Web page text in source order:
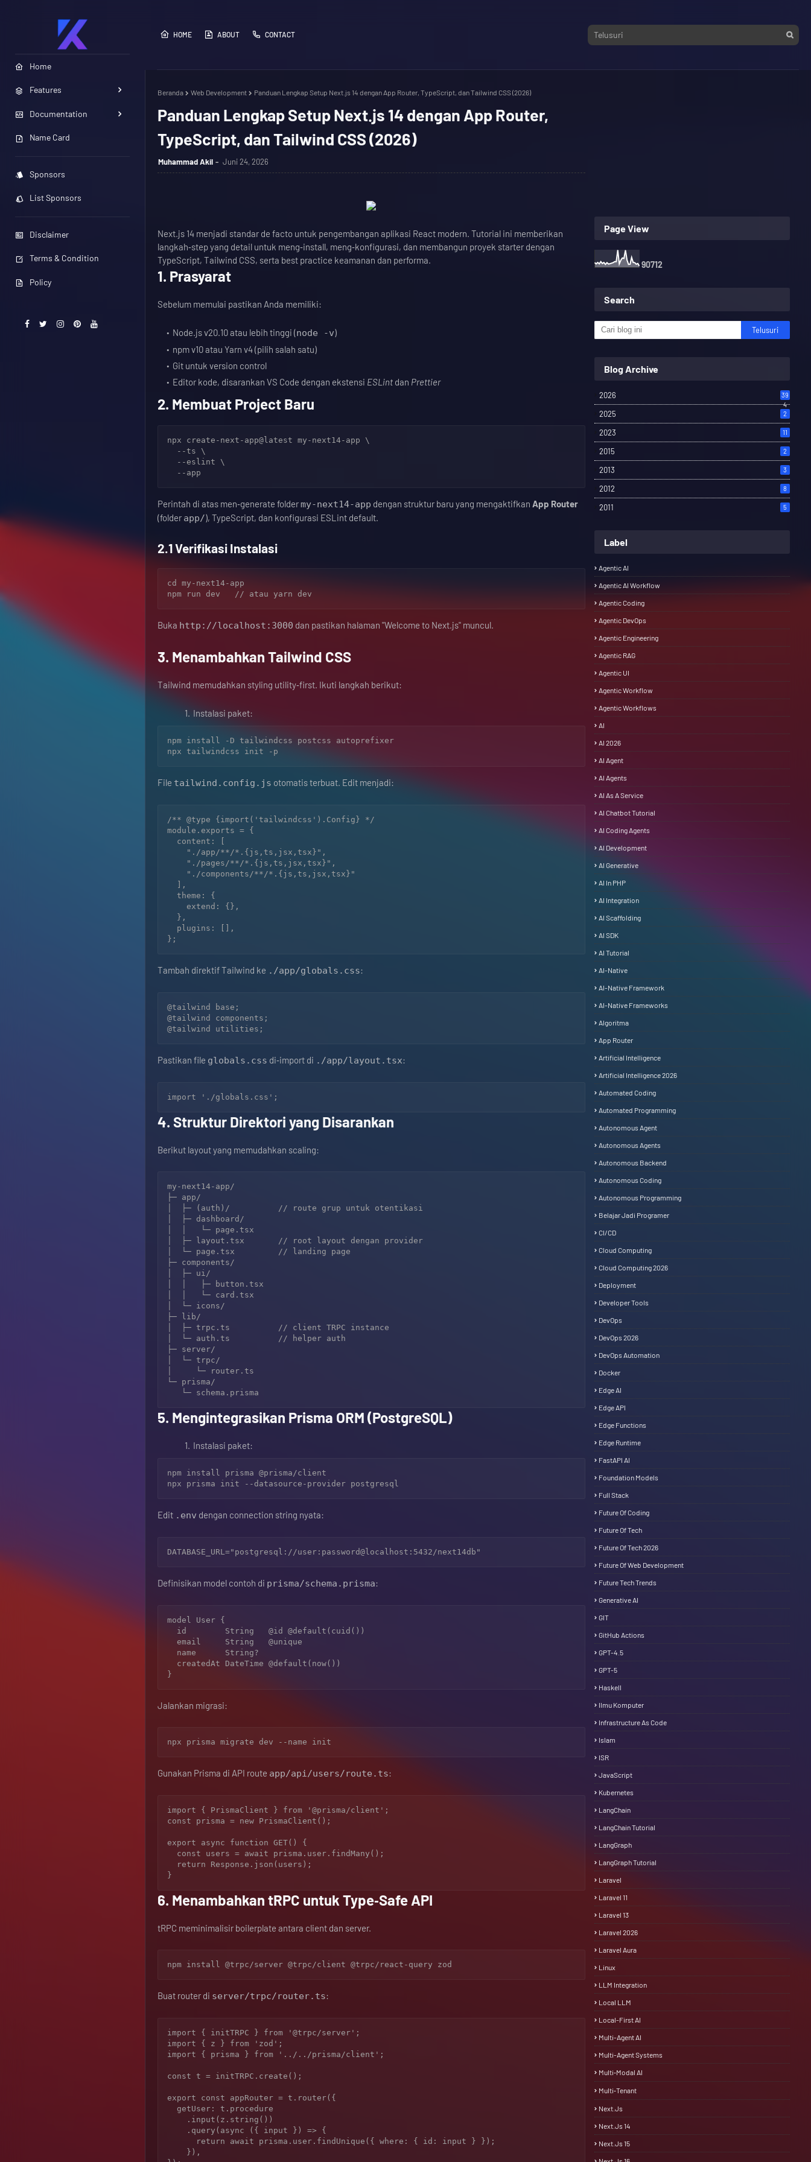
Home
Features
Documentation
Name Card
Sponsors
List Sponsors
Disclaimer
Terms & Condition
Policy
HOME ABOUT CONTACT
Beranda Web Development Panduan Lengkap Setup Next.js 14 dengan App Router, TypeScript, dan Tailwind CSS (2026)
Panduan Lengkap Setup Next.js 14 dengan App Router,
TypeScript, dan Tailwind CSS (2026)
Muhammad Akil Juni 24, 2026
Next.js 14 menjadi standar de facto untuk pengembangan aplikasi React modern. Tutorial ini memberikan
langkah‑step yang detail untuk meng‑install, meng‑konfigurasi, dan membangun proyek starter dengan
TypeScript, Tailwind CSS, serta best practice keamanan dan performa.
1. Prasyarat
Sebelum memulai pastikan Anda memiliki:
Node.js v20.10 atau lebih tinggi (node -v)
npm v10 atau Yarn v4 (pilih salah satu)
Git untuk version control
Editor kode, disarankan VS Code dengan ekstensi ESLint dan Prettier
2. Membuat Project Baru
npx create-next-app@latest my-next14-app \
Perintah di atas men‑generate foldermy-next14-app dengan struktur baru yang mengaktifkan App Router
(folder app/), TypeScript, dan konfigurasi ESLint default.
2.1 Verifikasi Instalasi
cd my-next14-app
Buka http://localhost:3000 dan pastikan halaman "Welcome to Next.js" muncul.
3. Menambahkan Tailwind CSS
Tailwind memudahkan styling utility‑first. Ikuti langkah berikut:
Instalasi paket:
npm install -D tailwindcss postcss autoprefixer
File tailwind.config.js otomatis terbuat. Edit menjadi:
/** @type {import('tailwindcss').Config} */
module.exports = {
Tambah direktif Tailwind ke ./app/globals.css:
@tailwind base;
@tailwind components;
Pastikan file globals.css di‑import di ./app/layout.tsx:
4. Struktur Direktori yang Disarankan
Berikut layout yang memudahkan scaling:
my-next14-app/
├─ app/
│  ├─ (auth)/          // route grup untuk otentikasi
│  ├─ dashboard/
│  │   └─ page.tsx
│  ├─ layout.tsx       // root layout dengan provider
│  └─ page.tsx         // landing page
├─ components/
│  ├─ ui/
│  │   ├─ button.tsx
│  │   └─ card.tsx
│  └─ icons/
├─ lib/
│  ├─ trpc.ts          // client TRPC instance
│  └─ auth.ts          // helper auth
├─ server/
│  └─ trpc/
│     └─ router.ts
└─ prisma/
5. Mengintegrasikan Prisma ORM (PostgreSQL)
Instalasi paket:
npm install prisma @prisma/client
Edit .env dengan connection string nyata:
Definisikan model contoh di prisma/schema.prisma:
model User {
Jalankan migrasi:
Gunakan Prisma di API route app/api/users/route.ts:
import { PrismaClient } from '@prisma/client';
const prisma = new PrismaClient();
export async function GET() {
6. Menambahkan tRPC untuk Type‑Safe API
tRPC meminimalisir boilerplate antara client dan server.
Buat router di server/trpc/router.ts:
import { initTRPC } from '@trpc/server';
import { z } from 'zod';
import { prisma } from '../../prisma/client';
const t = initTRPC.create();
export const appRouter = t.router({
Page View
90712
Search
Blog Archive
2026
39
4
2025 2
2023 11
2015 2
2013 3
2012 8
2011 5
Label
Agentic AI
Agentic AI Workflow
Agentic Coding
Agentic DevOps
Agentic Engineering
Agentic RAG
Agentic UI
Agentic Workflow
Agentic Workflows
AI
AI 2026
AI Agent
AI Agents
AI As A Service
AI Chatbot Tutorial
AI Coding Agents
AI Development
AI Generative
AI In PHP
AI Integration
AI Scaffolding
AI SDK
AI Tutorial
AI-Native
AI-Native Framework
AI-Native Frameworks
Algoritma
App Router
Artificial Intelligence
Artificial Intelligence 2026
Automated Coding
Automated Programming
Autonomous Agent
Autonomous Agents
Autonomous Backend
Autonomous Coding
Autonomous Programming
Belajar Jadi Programer
CI/CD
Cloud Computing
Cloud Computing 2026
Deployment
Developer Tools
DevOps
DevOps 2026
DevOps Automation
Docker
Edge AI
Edge API
Edge Functions
Edge Runtime
FastAPI AI
Foundation Models
Full Stack
Future Of Coding
Future Of Tech
Future Of Tech 2026
Future Of Web Development
Future Tech Trends
Generative AI
GIT
GitHub Actions
GPT-4.5
GPT-5
Haskell
Ilmu Komputer
Infrastructure As Code
Islam
ISR
JavaScript
Kubernetes
LangChain
LangChain Tutorial
LangGraph
LangGraph Tutorial
Laravel
Laravel 11
Laravel 13
Laravel 2026
Laravel Aura
Linux
LLM Integration
Local LLM
Local-First AI
Multi-Agent AI
Multi-Agent Systems
Multi‑Modal AI
Multi‑Tenant
Next.js
Next.js 14
Next.js 15